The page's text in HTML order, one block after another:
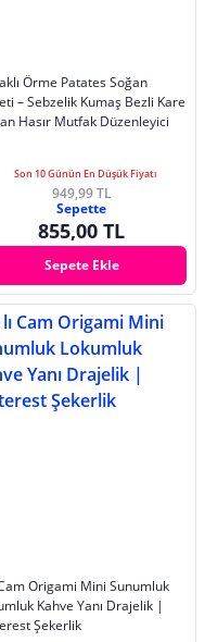
Örme Patates Soğan
– Sebzelik Kumaş Bezli Kare
Hasır Mutfak Düzenleyici
Son 10 Günün En Düşük Fiyatı
949,99 TL
Sepette
855,00 TL
Sepete Ekle
Origami Mini Sunumluk
Kahve Yanı Drajelik |
Şekerlik